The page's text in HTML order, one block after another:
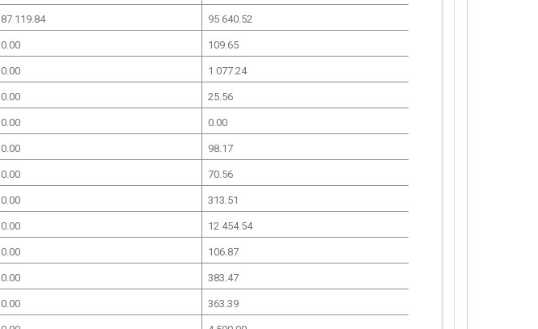
87 119.84 95 640.52
0.00 109.65
0.00 1 077.24
0.00 25.56
0.00 0.00
0.00 98.17
0.00 70.56
0.00 313.51
0.00 12 454.54
0.00 106.87
0.00 383.47
0.00 363.39